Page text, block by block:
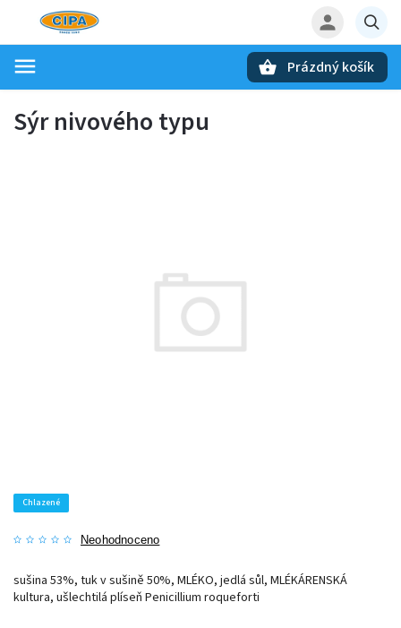
Prázdný košík
Sýr nivového typu
Chlazené
Neohodnoceno
sušina 53%, tuk v sušině 50%, MLÉKO, jedlá sůl, MLÉKÁRENSKÁ
kultura, ušlechtilá plíseň Penicillium roqueforti